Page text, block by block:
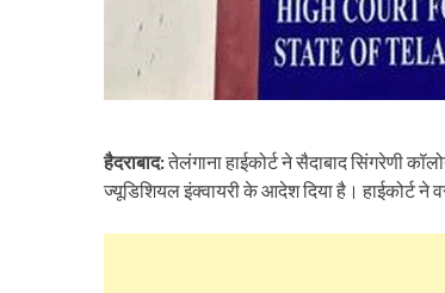
हैदराबाद:तेलंगाना हाईकोर्ट ने सैदाबाद सिंगरेणी
ज्यूडिशियल इंक्वायरी के आदेश दिया है। हाईकोर्ट ने